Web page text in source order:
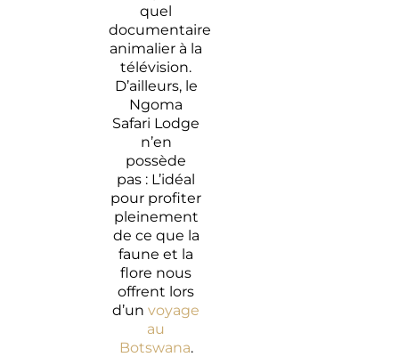
quel
documentaire
animalier à la
télévision.
D’ailleurs, le
Ngoma
Safari Lodge
n’en
possède
pas : L’idéal
pour profiter
pleinement
de ce que la
faune et la
flore nous
offrent lors
d’unvoyage
au
Botswana.